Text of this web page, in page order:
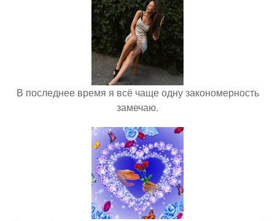
В последнее время я всё чаще одну закономерность
замечаю.